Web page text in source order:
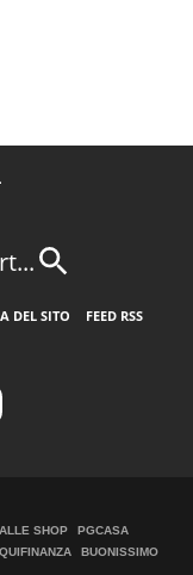
DEL SITO
FEED RSS
SHOP
PGCASA
QUIFINANZA
BUONISSIMO